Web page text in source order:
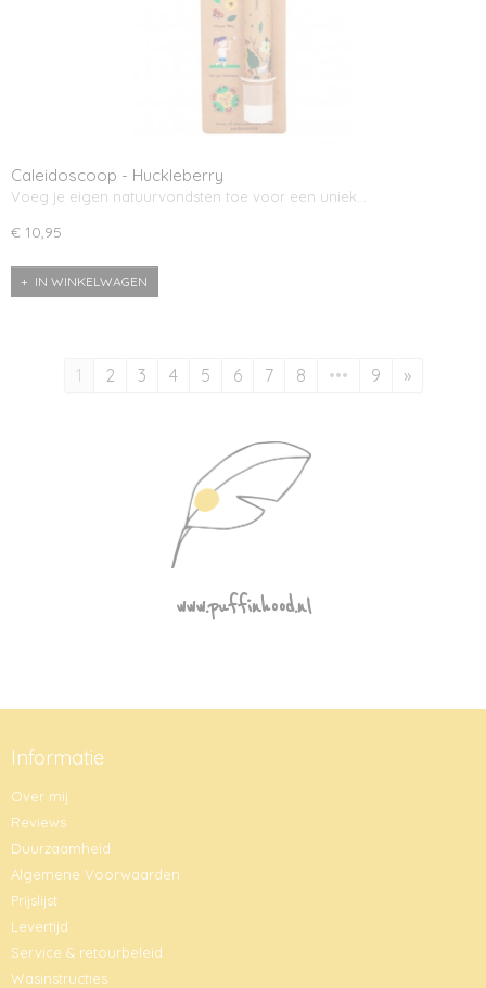
Caleidoscoop - Huckleberry
Voeg je eigen natuurvondsten toe voor een uniek…
€ 10,95
IN WINKELWAGEN
1 2 3 4 5 6 7 8 ••• 9 »
www.puffinhood.nl
Informatie
Over mij
Reviews
Duurzaamheid
Algemene Voorwaarden
Prijslijst
Levertijd
Service & retourbeleid
Wasinstructies